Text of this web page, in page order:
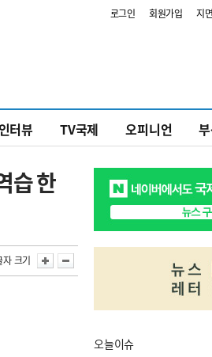
로그인 회원가입 지
인터뷰 TV국제 오피니언
습 한
자 크기
오늘이슈